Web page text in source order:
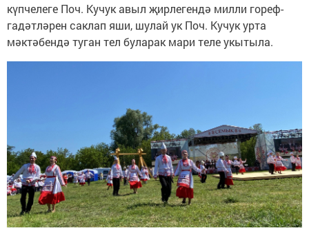
күпчелеге Поч. Кучук авыл җирлегендә милли гореф-
гадәтләрен саклап яши, шулай ук Поч. Кучук урта
мәктәбендә туган тел буларак мари теле укытыла.